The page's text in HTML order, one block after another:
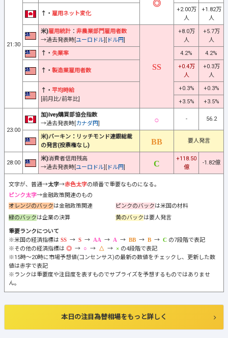
21:30
↑・ 雇用ネット変化
+2.00万
人
+1.82万
人
米)雇用統計 ： 非農業部門雇用者数
→過去発表時[ユーロドル][ ドル円]
+8.0万
人
+5.7万
人
↑・ 失業率 4.2% 4.2%
↑・ 製造業雇用者数
+0.4万
人
+0.3万
人
↑・ 平均時給
[前月比/前年比]
+0.3%
+0.3%
+3.5%
+3.5%
23:00
加)Ivey購買部協会指数
→過去発表時[カナダ円]
- 56.2
米)バーキン：リッチモンド連銀総裁
の発言(投票権なし)
要人発言
28:00
米)消費者信用残高
→過去発表時[ユーロドル][ ドル円]
+118.50
億
-1.82億
文字が、普通→太字→赤色太字の順番で重要なものになる。
ピンク太字→金融政策関連のもの
オレンジのバックは金融政策関連 ピンクのバックは米国の材料
緑のバックは企業の決算 黄のバックは要人発言
重要ランクについて
※米国の経済指標は
→ → → → → →
の7段階で表記
※その他の経済指標は
→ → →
の4段階で表記
※15時～20時に市場予想値(コンセンサス)の最新の数値をチェックし、更新した数
値は赤字で表記
※ランクは重要度や注目度を表すものでサプライズを予想するものではありませ
ん。
本日の注目為替相場をもっと詳しく